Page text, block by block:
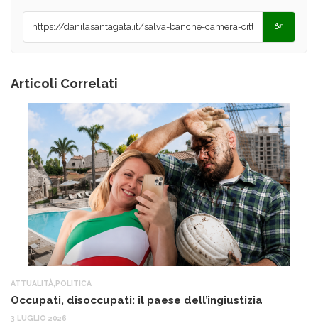
Articoli Correlati
ATTUALITÀ POLITICA
Occupati, disoccupati: il paese dell’ingiustizia
3 LUGLIO 2026